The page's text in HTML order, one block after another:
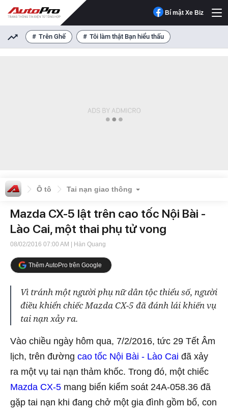
Bí mật Xe Biz
Trên Ghế Tôi làm thật Bạn hiểu thấu
Ô tô Tai nạn giao thông
Mazda CX-5 lật trên cao tốc Nội Bài -
Lào Cai, một thai phụ tử vong
08/02/2016 07:00 AM | Hàn Quang
Thêm AutoPro trên Google
Vì tránh một người phụ nữ dân tộc thiểu số, người
điều khiển chiếc Mazda CX-5 đã đánh lái khiến vụ
tai nạn xảy ra.
Vào chiều ngày hôm qua, 7/2/2016, tức 29 Tết Âm
lịch, trên đường cao tốc Nội Bài - Lào Cai đã xảy
ra một vụ tai nạn thảm khốc. Trong đó, một chiếc
Mazda CX-5 mang biển kiểm soát 24A-058.36 đã
gặp tai nạn khi đang chở một gia đình gồm bố, con